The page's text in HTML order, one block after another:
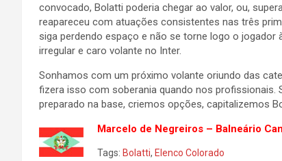
convocado, Bolatti poderia chegar ao valor, ou,
reapareceu com atuações consistentes nas três
siga perdendo espaço e não se torne logo o
irregular e caro volante no Inter.
Sonhamos com um próximo volante oriundo das
fizera isso com soberania quando nos profissionais.
preparado na base, criemos opções, capitalizemos
Marcelo de Negreiros – Balneário
Tags: Bolatti, Elenco Colorado